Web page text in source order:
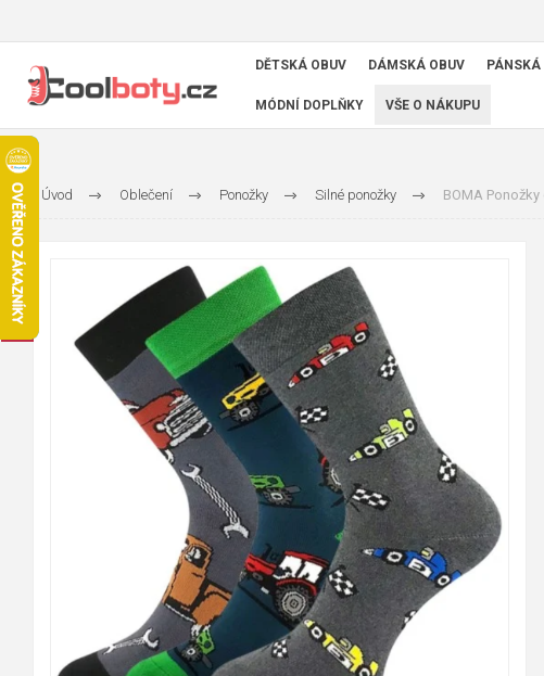
DĚTSKÁ OBUV DÁMSKÁ OBUV PÁNSKÁ
MÓDNÍ DOPLŇKY VŠE O NÁKUPU
Úvod Oblečení Ponožky Silné ponožky BOMA Ponožky